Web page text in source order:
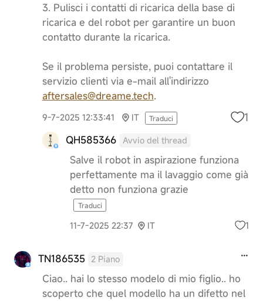
3. Pulisci i contatti di ricarica della base di
ricarica e del robot per garantire un buon
contatto durante la ricarica.
Se il problema persiste, puoi contattare il
servizio clienti via e-mail all'indirizzo
aftersales@dreame.tech.
9-7-2025 12:33:41 IT Traduci 1
QH585366 Avvio del thread
Salve il robot in aspirazione funziona
perfettamente ma il lavaggio come già
detto non funziona grazie
Traduci
11-7-2025 22:37 IT 1
TN186535 2 Piano
Ciao.. hai lo stesso modelo di mio figlio.. ho
scoperto che quel modello ha un difetto nel